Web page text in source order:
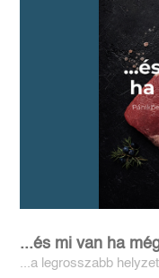
...és mi van ha
...a legrosszabb